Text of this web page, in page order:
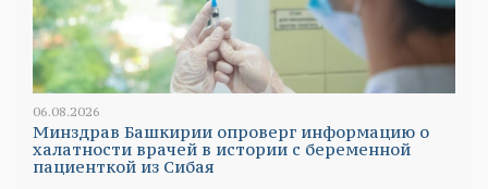
06.08.2026
Минздрав Башкирии опроверг информацию о
халатности врачей в истории с беременной
пациенткой из Сибая